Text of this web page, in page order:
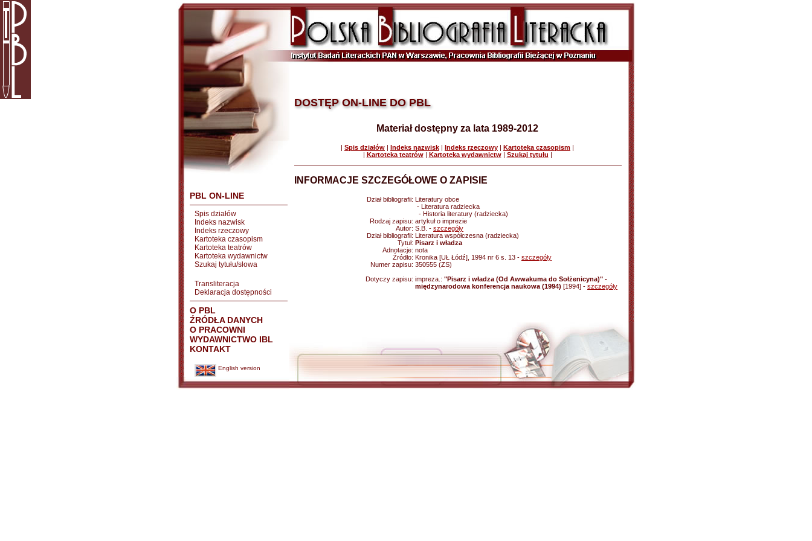
PBL ON-LINE
Spis działów
Indeks nazwisk
Indeks rzeczowy
Kartoteka czasopism
Kartoteka teatrów
Kartoteka wydawnictw
Szukaj tytułu/słowa
Transliteracja
Deklaracja dostępności
O PBL
ŹRÓDŁA DANYCH
O PRACOWNI
WYDAWNICTWO IBL
KONTAKT
English version
DOSTĘP ON-LINE DO PBL
Materiał dostępny za lata 1989-2012
| Spis działów | Indeks nazwisk | Indeks rzeczowy | Kartoteka czasopism |
| Kartoteka teatrów| Kartoteka wydawnictw| Szukaj tytułu |
INFORMACJE SZCZEGÓŁOWE O ZAPISIE
Dział bibliografii: Literatury obce
- Literatura radziecka
- Historia literatury (radziecka)
Rodzaj zapisu: artykuł o imprezie
Autor: S.B. - szczegóły
Dział bibliografii: Literatura współczesna (radziecka)
Tytuł: Pisarz i władza
Adnotacje: nota
Źródło: Kronika [UŁ Łódź], 1994 nr 6 s. 13 - szczegóły
Numer zapisu: 350555 (ZS)
Dotyczy zapisu: impreza.: "Pisarz i władza (Od Awwakuma do Sołżenicyna)" -
międzynarodowa konferencja naukowa (1994) [1994] - szczegóły